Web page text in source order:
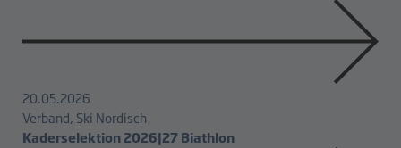
20.05.2026
Verband, Ski Nordisch
Kaderselektion 2026|27 Biathlon